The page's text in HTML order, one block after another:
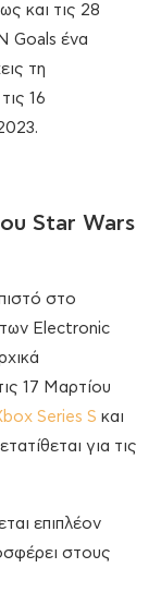
και τις 28
Goals ένα
τη
16
Star Wars
στο
των Electronic
17 Μαρτίου
Series S και
για τις
επιπλέον
στους